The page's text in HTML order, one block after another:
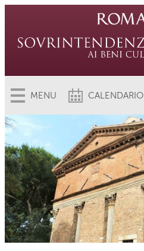
MENU CALENDARIO